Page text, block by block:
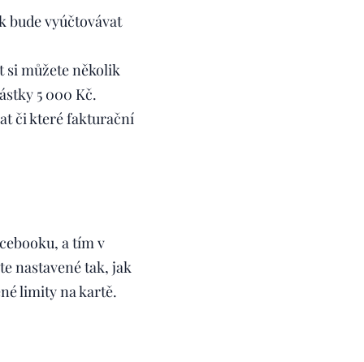
bude vyúčtovávat
si můžete několik
5 000 Kč.
či které fakturační
a tím v
nastavené tak, jak
limity na kartě.